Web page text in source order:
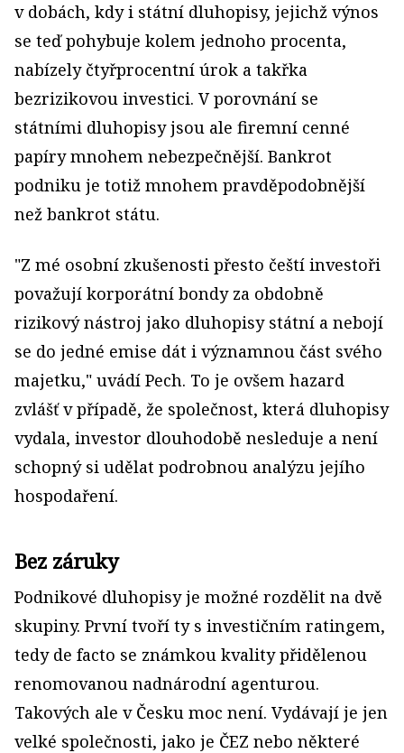
v dobách, kdy i státní dluhopisy, jejichž výnos
se teď pohybuje kolem jednoho procenta,
nabízely čtyřprocentní úrok a takřka
bezrizikovou investici. V porovnání se
státními dluhopisy jsou ale firemní cenné
papíry mnohem nebezpečnější. Bankrot
podniku je totiž mnohem pravděpodobnější
než bankrot státu.
"Z mé osobní zkušenosti přesto čeští investoři
považují korporátní bondy za obdobně
rizikový nástroj jako dluhopisy státní a nebojí
se do jedné emise dát i významnou část svého
majetku," uvádí Pech. To je ovšem hazard
zvlášť v případě, že společnost, která dluhopisy
vydala, investor dlouhodobě nesleduje a není
schopný si udělat podrobnou analýzu jejího
hospodaření.
Bez záruky
Podnikové dluhopisy je možné rozdělit na dvě
skupiny. První tvoří ty s investičním ratingem,
tedy de facto se známkou kvality přidělenou
renomovanou nadnárodní agenturou.
Takových ale v Česku moc není. Vydávají je jen
velké společnosti, jako je ČEZ nebo některé